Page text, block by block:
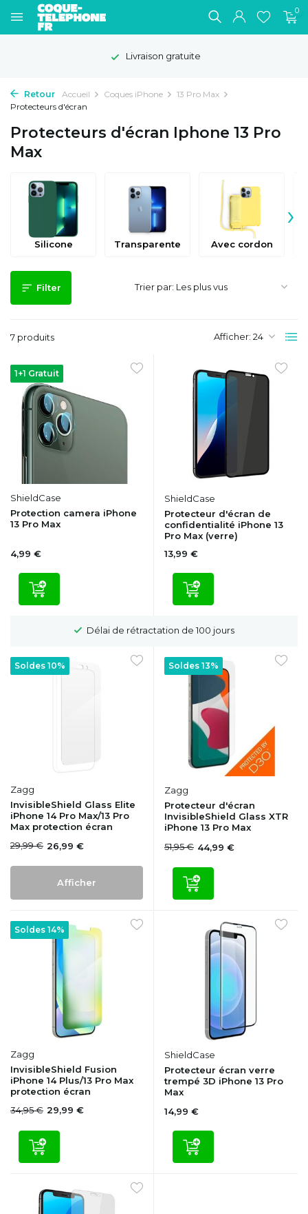
0
Livraison gratuite
Retour Accueil Coques iPhone
13 Pro Max
Protecteurs d'écran
Protecteurs d'écran Iphone 13 Pro
Max
Silicone Transparente Avec cordon
›
Filter
7 produits Afficher:
Trier par:
1+1 Gratuit
ShieldCase
Protection camera iPhone
13 Pro Max
4,99 €
ShieldCase
Protecteur d'écran de
confidentialité iPhone 13
Pro Max (verre)
13,99 €
Délai de rétractation de 100 jours
Soldes 10%
Zagg
InvisibleShield Glass Elite
iPhone 14 Pro Max/13 Pro
Max protection écran
29,99 € 26,99 €
Afficher
Soldes 13%
Zagg
Protecteur d'écran
InvisibleShield Glass XTR
iPhone 13 Pro Max
51,95 € 44,99 €
Soldes 14%
Zagg
InvisibleShield Fusion
iPhone 14 Plus/13 Pro Max
protection écran
34,95 € 29,99 €
ShieldCase
Protecteur écran verre
trempé 3D iPhone 13 Pro
Max
14,99 €